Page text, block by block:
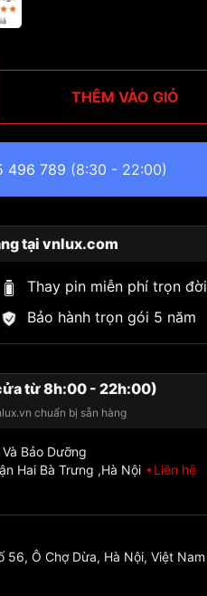
THÊM VÀO GIỎ
496 789 (8:30 - 22:00)
tại vnlux.com
Thay pin miễn phí trọn đời
Bảo hành trọn gói 5 năm
từ 8h:00 - 22h:00)
chuẩn bị sẵn hàng
Bảo Dưỡng
Hai Bà Trưng ,Hà Nội
Liên hệ
56, Ô Chợ Dừa, Hà Nội, Việt Nam